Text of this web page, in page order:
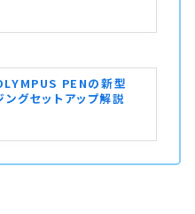
PENの新型
グセットアップ解説